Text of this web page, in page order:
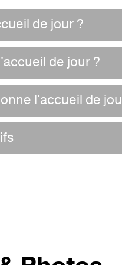
de jour ?
de jour ?
l'accueil de